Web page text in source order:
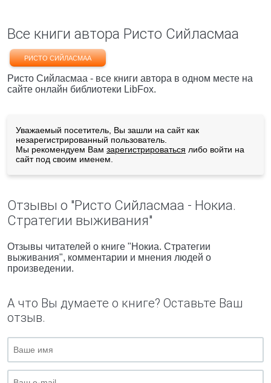
Все книги автора Ристо Сийласмаа
РИСТО СИЙЛАСМАА
Ристо Сийласмаа - все книги автора в одном месте на
сайте онлайн библиотеки LibFox.
Уважаемый посетитель, Вы зашли на сайт как
незарегистрированный пользователь.
Мы рекомендуем Вам зарегистрироваться либо войти на
сайт под своим именем.
Отзывы о "Ристо Сийласмаа - Нокиа.
Стратегии выживания"
Отзывы читателей о книге "Нокиа. Стратегии
выживания", комментарии и мнения людей о
произведении.
А что Вы думаете о книге? Оставьте Ваш
отзыв.